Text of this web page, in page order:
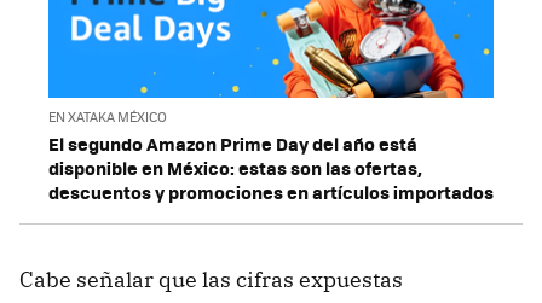
EN XATAKA MÉXICO
El segundo Amazon Prime Day del año está
disponible en México: estas son las ofertas,
descuentos y promociones en artículos importados
Cabe señalar que las cifras expuestas